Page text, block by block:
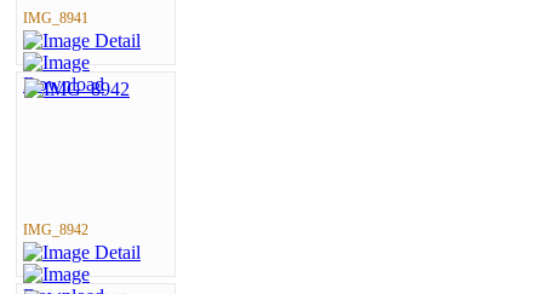
IMG_8941
IMG_8942